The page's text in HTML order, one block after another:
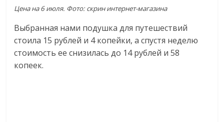
Цена на 6 июля. Фото: скрин интернет-магазина
Выбранная нами подушка для путешествий
стоила 15 рублей и 4 копейки, а спустя неделю
стоимость ее снизилась до 14 рублей и 58
копеек.